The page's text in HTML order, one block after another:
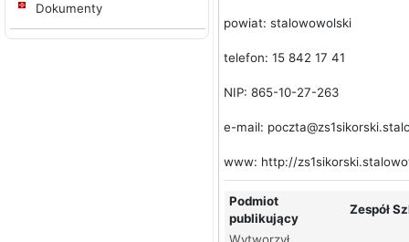
Dokumenty
powiat: stalowowolski
telefon: 15 842 17 41
NIP: 865-10-27-263
e-mail:
www: http://
Podmiot
publikujący
Zespół